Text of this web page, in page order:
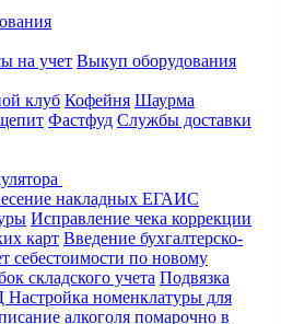
на учет Выкуп оборудования
клуб Кофейня Шаурма
Фастфуд Службы доставки
накладных ЕГАИС
Исправление чека коррекции
карт Введение бухгалтерско-
себестоимости по новому
складского учета Подвязка
Настройка номенклатуры для
алкоголя помарочно в